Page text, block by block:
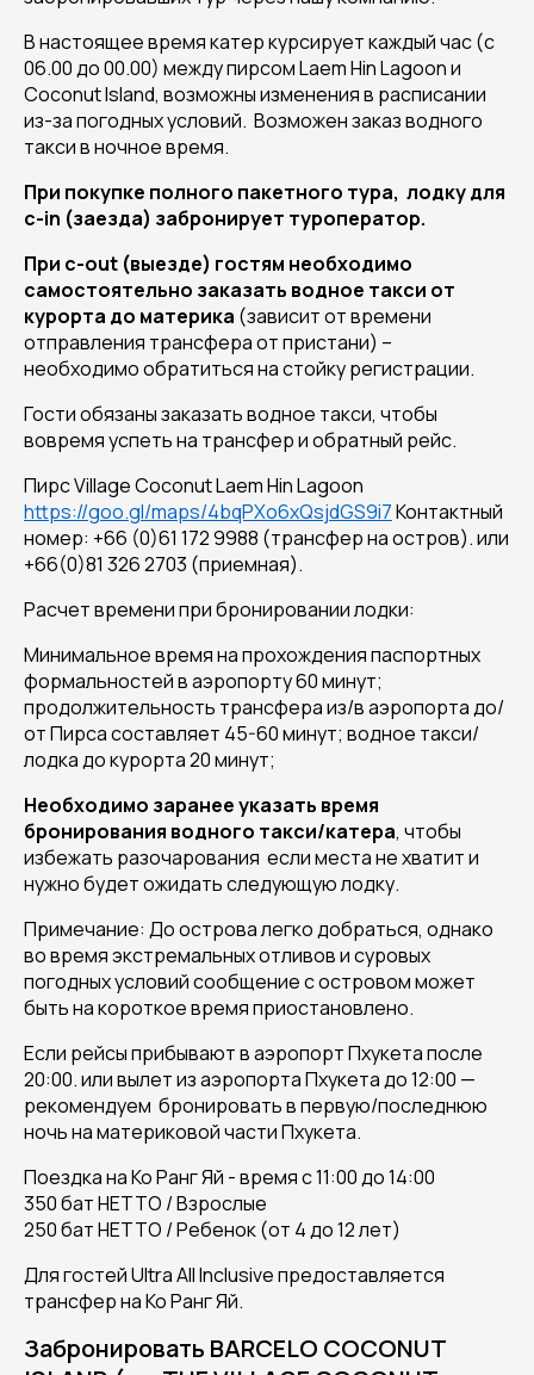
В настоящее время катер курсирует каждый час (с
06.00 до 00.00) между пирсом Laem Hin Lagoon и
Coconut Island, возможны изменения в расписании
из-за погодных условий. Возможен заказ водного
такси в ночное время.
При покупке полного пакетного тура, лодку для
c-in (заезда) забронирует туроператор.
При с-out (выезде) гостям необходимо
самостоятельно заказать водное такси от
курорта до материка (зависит от времени
отправления трансфера от пристани) –
необходимо обратиться на стойку регистрации.
Гости обязаны заказать водное такси, чтобы
вовремя успеть на трансфер и обратный рейс.
Пирс Village Coconut Laem Hin Lagoon
https://goo.gl/maps/4bqPXo6xQsjdGS9i7Контактный
номер: +66 (0)61 172 9988 (трансфер на остров). или
+66(0)81 326 2703 (приемная).
Расчет времени при бронировании лодки:
Минимальное время на прохождения паспортных
формальностей в аэропорту 60 минут;
продолжительность трансфера из/в аэропорта до/
от Пирса составляет 45-60 минут; водное такси/
лодка до курорта 20 минут;
Необходимо заранее указать время
бронирования водного такси/катера, чтобы
избежать разочарования если места не хватит и
нужно будет ожидать следующую лодку.
Примечание: До острова легко добраться, однако
во время экстремальных отливов и суровых
погодных условий сообщение с островом может
быть на короткое время приостановлено.
Если рейсы прибывают в аэропорт Пхукета после
20:00. или вылет из аэропорта Пхукета до 12:00 —
рекомендуем бронировать в первую/последнюю
ночь на материковой части Пхукета.
Поездка на Ко Ранг Яй - время с 11:00 до 14:00
350 бат НЕТТО / Взрослые
250 бат НЕТТО / Ребенок (от 4 до 12 лет)
Для гостей Ultra All Inclusive предоставляется
трансфер на Ко Ранг Яй.
Забронировать BARCELO COCONUT